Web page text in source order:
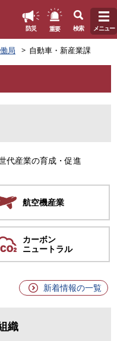
防災 重要 検索 メニュー
局 自動車・新産業課
代産業の育成・促進
航空機産業
カーボン
ニュートラル
新着情報の一覧
織